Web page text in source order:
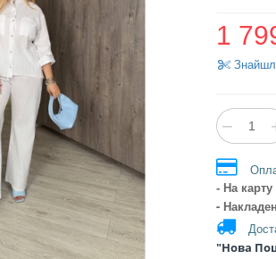
1
−
- На
-
"Нова